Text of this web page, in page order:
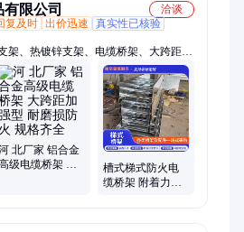
限公司
洽谈
复及时 出价迅速
真实性已核验
架、热镀锌支架、电缆桥架、大跨距桥
式桥架、桥架、铝合金桥架、防火桥
桥架、镀锌铝合金桥架、不锈钢桥架、
锈钢桥架、槽式镀锌桥架、不锈钢大跨
槽式电缆镀锌桥架、大跨距热浸锌电缆
北厂家 铝合金
级电缆桥架 大
槽式梯式防火电
缆桥架 附着力好